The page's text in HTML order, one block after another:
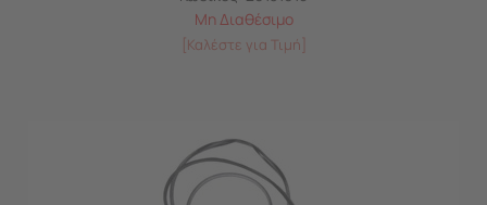
Μη Διαθέσιμο
[Καλέστε για Τιμή]